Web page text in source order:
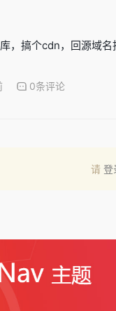
，搞个cdn，回源域
0条评论
请 登